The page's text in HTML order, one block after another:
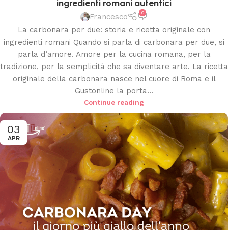
ingredienti romani autentici
Francesco 0
La carbonara per due: storia e ricetta originale con
ingredienti romani Quando si parla di carbonara per due, si
parla d’amore. Amore per la cucina romana, per la
tradizione, per la semplicità che sa diventare arte. La ricetta
originale della carbonara nasce nel cuore di Roma e il
Gustonline la porta...
Continue reading
03
APR